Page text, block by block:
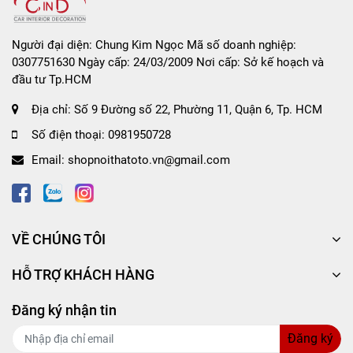
Sáp thơm ghim máy lạnh CARMATE SAI
ANGEL DSG62 Pink Berry 4ggiúp cải thiện
không khí trong xe: khử sạch mùi hôi và nấm
mốc trong xe một cách hiệu quả.
Hương thơm không quá nồng, phảng phất nhẹ
nhàng giúp tạo cảm giác thoải mái khi tham gia
giao thông, cho dù là khi thời tiết nắng nóng.
Với thiết kế dạng ghim tiện lợi giúp bạn dễ dàng
dáng tai thỏ trẻ trung tăng thêm tính thẩm mĩ
không chứa các thành phần độc hại nên bạn có
thể yên tâm khi sử dụng.
Người đại diện: Chung Kim Ngọc Mã số doanh nghiệp:
0307751630 Ngày cấp: 24/03/2009 Nơi cấp: Sở kế hoạch và
đầu tư Tp.HCM
Địa chỉ: Số 9 Đường số 22, Phường 11, Quận 6, Tp. HCM
Số điện thoại: 0981950728
Email: shopnoithatoto.vn@gmail.com
VỀ CHÚNG TÔI
HỖ TRỢ KHÁCH HÀNG
Đăng ký nhận tin
Đăng ký